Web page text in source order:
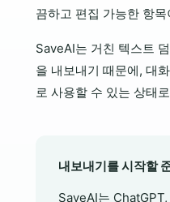
끔하고 편집 가능한 항목
SaveAI는 거친 텍스트
을 내보내기 때문에, 대
로 사용할 수 있는 상태
내보내기를 시작할
SaveAI는